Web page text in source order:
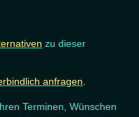
zu dieser
anfragen.
Terminen, Wünschen